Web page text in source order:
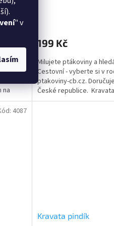
" v
Skladem
-
na
199 Kč
Milujete ptákoviny a
Cestovní - vyberte si v
ptakoviny-cb.cz.
České republice.
klasické...
4087
Kravata pindík